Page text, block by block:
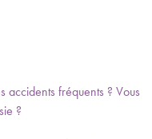
accidents fréquents ? Vous
?